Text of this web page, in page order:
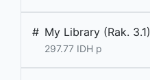
# My Library (Rak. 3.1)
297.77 IDH p